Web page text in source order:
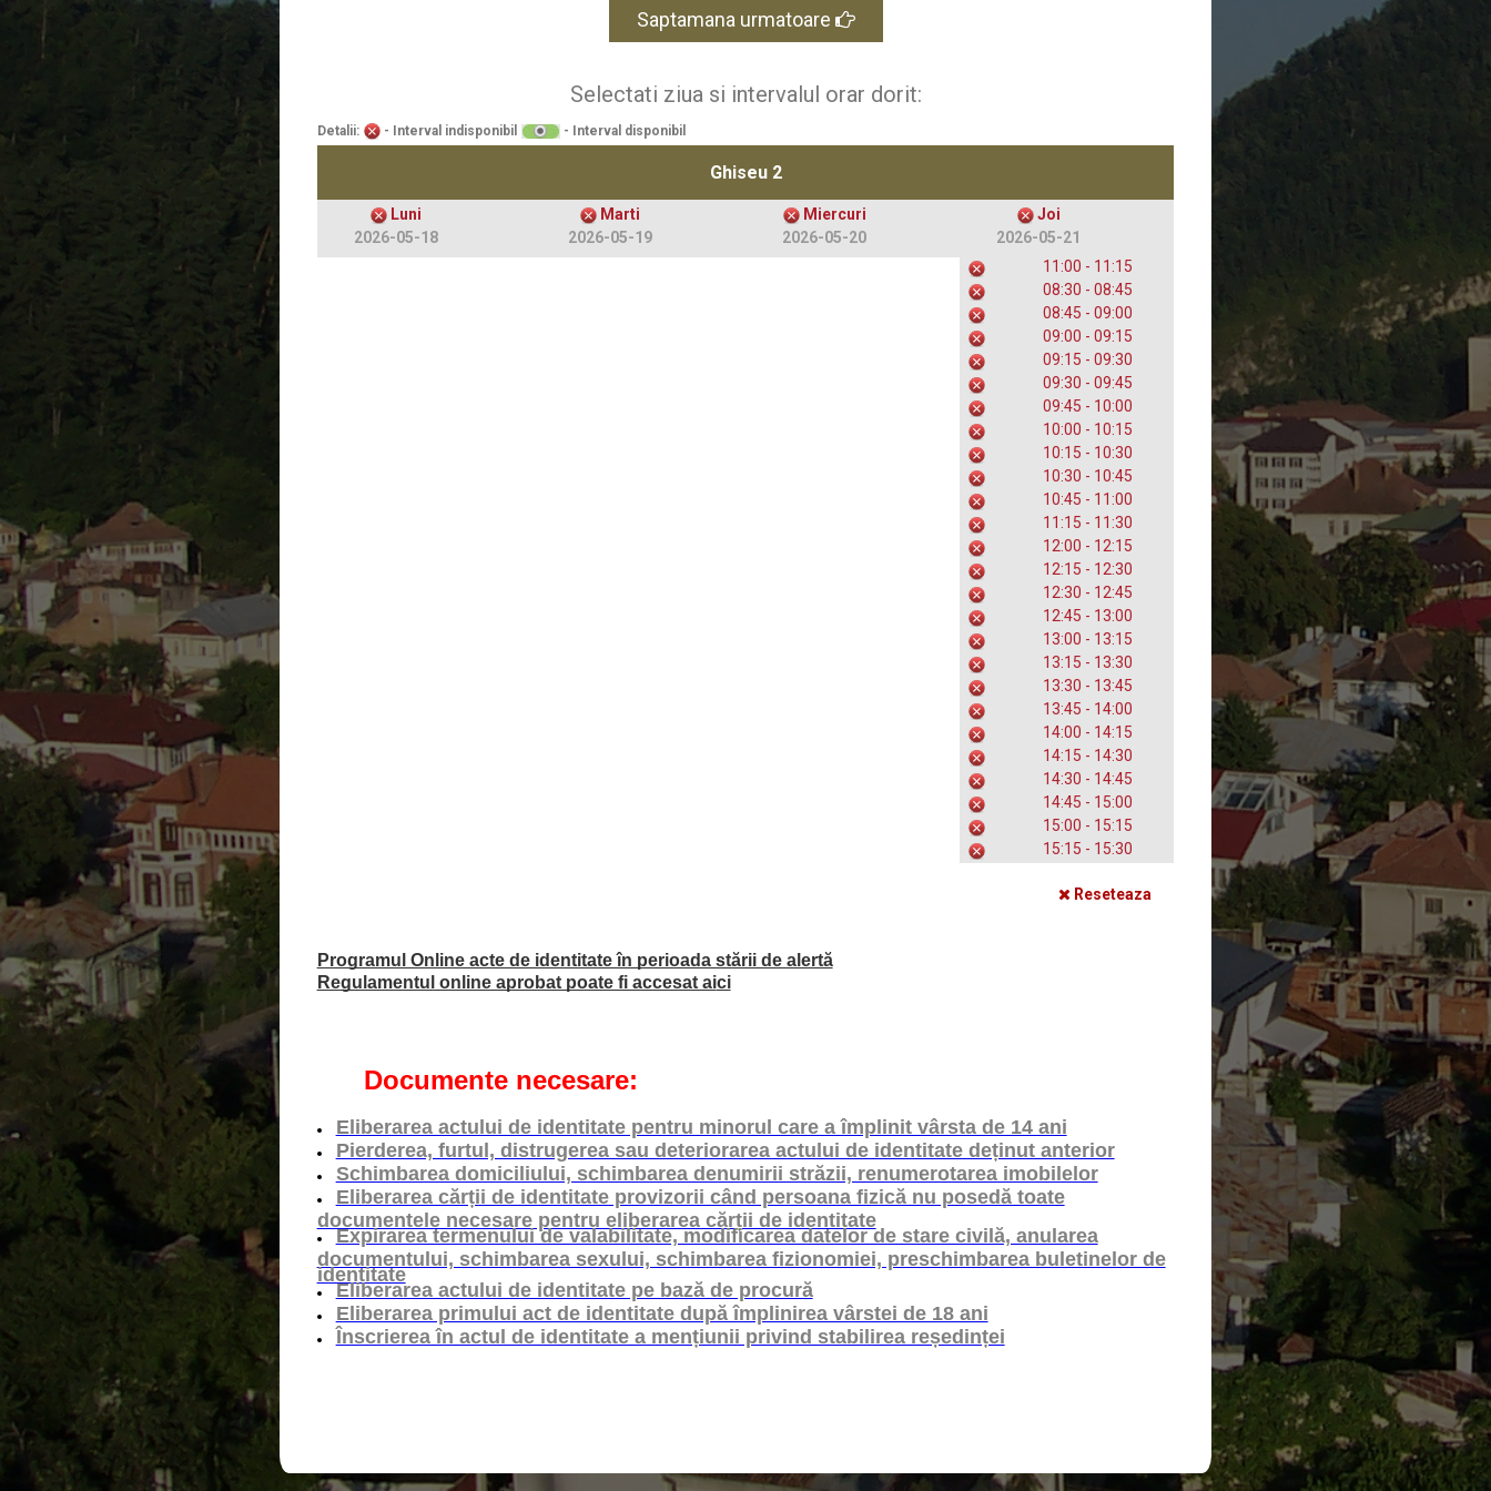
Saptamana urmatoare
Selectati ziua si intervalul orar dorit:
Detalii: - Interval indisponibil - Interval disponibil
Ghiseu 2
Luni
2026-05-18
Marti
2026-05-19
Miercuri
2026-05-20
Joi
2026-05-21
11:00 - 11:15
08:30 - 08:45
08:45 - 09:00
09:00 - 09:15
09:15 - 09:30
09:30 - 09:45
09:45 - 10:00
10:00 - 10:15
10:15 - 10:30
10:30 - 10:45
10:45 - 11:00
11:15 - 11:30
12:00 - 12:15
12:15 - 12:30
12:30 - 12:45
12:45 - 13:00
13:00 - 13:15
13:15 - 13:30
13:30 - 13:45
13:45 - 14:00
14:00 - 14:15
14:15 - 14:30
14:30 - 14:45
14:45 - 15:00
15:00 - 15:15
15:15 - 15:30
Reseteaza
Programul Online acte de identitate în perioada stării de alertă
Regulamentul online aprobat poate fi accesat aici
Documente necesare:
Eliberarea actului de identitate pentru minorul care a împlinit vârsta de 14 ani
Pierderea, furtul, distrugerea sau deteriorarea actului de identitate deținut anterior
Schimbarea domiciliului, schimbarea denumirii străzii, renumerotarea imobilelor
Eliberarea cărții de identitate provizorii când persoana fizică nu posedă toate
documentele necesare pentru eliberarea cărții de identitate
Expirarea termenului de valabilitate, modificarea datelor de stare civilă, anularea
documentului, schimbarea sexului, schimbarea fizionomiei, preschimbarea buletinelor de
identitate
Eliberarea actului de identitate pe bază de procură
Eliberarea primului act de identitate după împlinirea vârstei de 18 ani
Înscrierea în actul de identitate a mențiunii privind stabilirea reședinței